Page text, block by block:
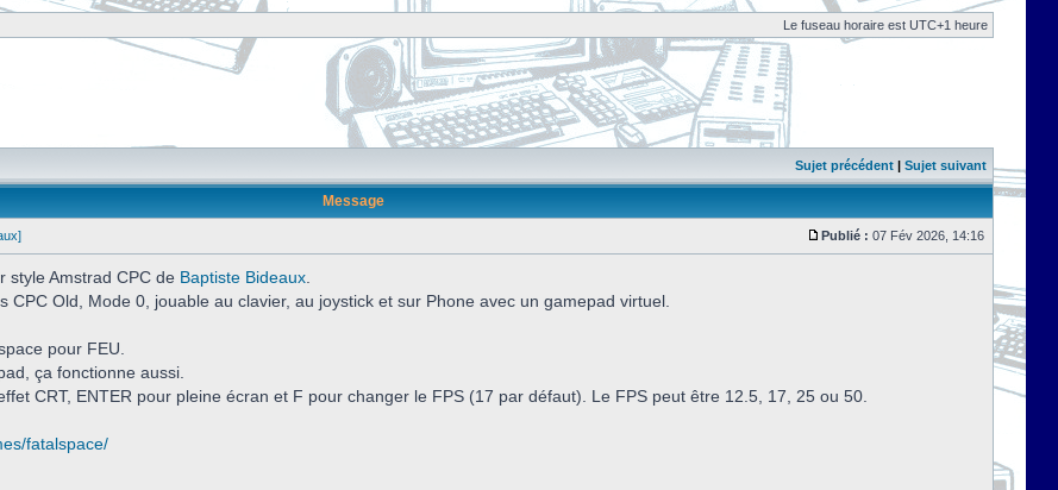
Le fuseau horaire est UTC+1 heure
Sujet précédent | Sujet suivant
Message
Publié : 07 Fév 2026, 14:16
style Amstrad CPC de Baptiste Bideaux
CPC Old, Mode 0, jouable au clavier, au joystick et sur Phone avec un gamepad virtuel.
pour FEU.
ça fonctionne aussi.
CRT, ENTER pour pleine écran et F pour changer le FPS (17 par défaut). Le FPS peut être 12.5, 17, 25 ou 50.
fatalspace/